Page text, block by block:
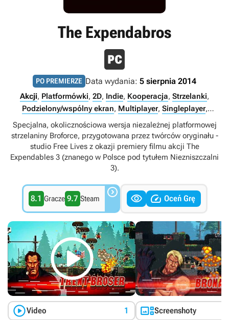
The Expendabros
PO PREMIERZE Data wydania: 5 sierpnia 2014
Akcji, Platformówki, 2D, Indie, Kooperacja, Strzelanki,
Podzielony/wspólny ekran, Multiplayer, Singleplayer,
Internet
Specjalna, okolicznościowa wersja niezależnej platformowej
strzelaniny Broforce, przygotowana przez twórców oryginału -
studio Free Lives z okazji premiery filmu akcji The
Expendables 3 (znanego w Polsce pod tytułem Niezniszczalni
3).
8.1 Gracze 9.7 Steam    Oceń Grę

Video 1 Screenshoty